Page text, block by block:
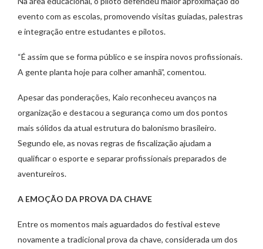
evento com as escolas, promovendo visitas guiadas, palestras
e integração entre estudantes e pilotos.
“É assim que se forma público e se inspira novos profissionais.
A gente planta hoje para colher amanhã”, comentou.
Apesar das ponderações, Kaio reconheceu avanços na
organização e destacou a segurança como um dos pontos
mais sólidos da atual estrutura do balonismo brasileiro.
Segundo ele, as novas regras de fiscalização ajudam a
qualificar o esporte e separar profissionais preparados de
aventureiros.
A EMOÇÃO DA PROVA DA CHAVE
Entre os momentos mais aguardados do festival esteve
novamente a tradicional prova da chave, considerada um dos